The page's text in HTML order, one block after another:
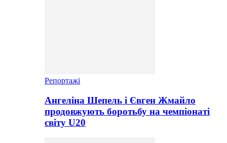
Репортажі
Ангеліна Шепель і Євген Жмайло
продовжують боротьбу на чемпіонаті
світу U20